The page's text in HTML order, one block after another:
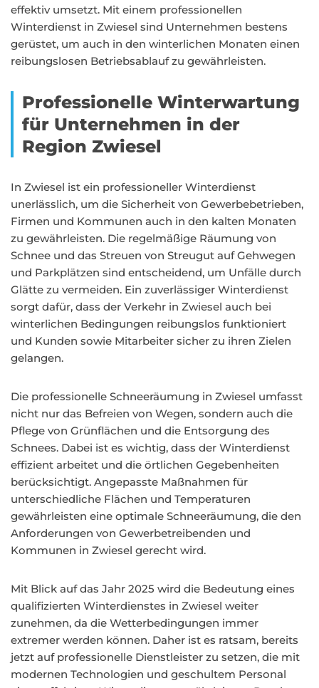
effektiv umsetzt. Mit einem professionellen
Winterdienst in Zwiesel sind Unternehmen bestens
gerüstet, um auch in den winterlichen Monaten einen
reibungslosen Betriebsablauf zu gewährleisten.
Professionelle Winterwartung
für Unternehmen in der
Region Zwiesel
In Zwiesel ist ein professioneller Winterdienst
unerlässlich, um die Sicherheit von Gewerbebetrieben,
Firmen und Kommunen auch in den kalten Monaten
zu gewährleisten. Die regelmäßige Räumung von
Schnee und das Streuen von Streugut auf Gehwegen
und Parkplätzen sind entscheidend, um Unfälle durch
Glätte zu vermeiden. Ein zuverlässiger Winterdienst
sorgt dafür, dass der Verkehr in Zwiesel auch bei
winterlichen Bedingungen reibungslos funktioniert
und Kunden sowie Mitarbeiter sicher zu ihren Zielen
gelangen.
Die professionelle Schneeräumung in Zwiesel umfasst
nicht nur das Befreien von Wegen, sondern auch die
Pflege von Grünflächen und die Entsorgung des
Schnees. Dabei ist es wichtig, dass der Winterdienst
effizient arbeitet und die örtlichen Gegebenheiten
berücksichtigt. Angepasste Maßnahmen für
unterschiedliche Flächen und Temperaturen
gewährleisten eine optimale Schneeräumung, die den
Anforderungen von Gewerbetreibenden und
Kommunen in Zwiesel gerecht wird.
Mit Blick auf das Jahr 2025 wird die Bedeutung eines
qualifizierten Winterdienstes in Zwiesel weiter
zunehmen, da die Wetterbedingungen immer
extremer werden können. Daher ist es ratsam, bereits
jetzt auf professionelle Dienstleister zu setzen, die mit
modernen Technologien und geschultem Personal